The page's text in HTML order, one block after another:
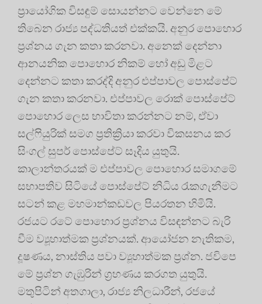
ප්‍රායෝගික විසඳුම් සොයන්නට වෙන්නෙ මේ
තිබෙන රාජ්‍ය පද්ධතියත් එක්කයි. අනුර පොහොර
ප්‍රශ්නය ගැන කතා කරනවා. අනෙක් දෙන්නා
ආනයනික පොහොර නිකම් හෝ අඩු මිළට
දෙන්නට කතා කරද්දි අනුර එප්පාවල පොස්පේට්
ගැන කතා කරනවා. එප්පාවල රොක් පොස්පේට්
පොහොර ලෙස භාවිතා කරන්නට නම්, ඒවා
සල්ෆියුරික් සමග ප්‍රතික්‍රියා කරවා විකසනය කර
සිංගල් සුපර් පොස්පේට් සෑදිය යුතුයි.
කාලාන්තරයක් ම එප්පාවල පොහොර සමාගමේ
සභාපතිව සිටියේ පොස්පේට් නිධිය රැකගැනීමට
සටන් කළ මහමාන්කඩවල පියරතන හිමියි.
රජයට රටේ පොහොර ප්‍රශ්නය විසඳන්නට බැරි
වීම ව්‍යූහාත්මක ප්‍රශ්නයක්. ආයෝජන නැතිකම,
දූෂණය, නාස්තිය පවා ව්‍යූහාත්මක ප්‍රශ්න. ජවිපෙ
මේ ප්‍රශ්න ගැඹුරින් ග්‍රහණය කරගත යුතුයි.
මතුපිටින් අතගාලා, රාජ්‍ය නිලධාරීන්, රජයේ